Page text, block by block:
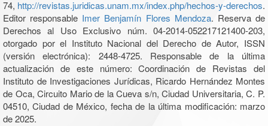
74, http://revistas.juridicas.unam.mx/index.php/hechos-y-derechos.
Editor responsable Imer Benjamín Flores Mendoza. Reserva de
Derechos al Uso Exclusivo núm. 04-2014-052217121400-203,
otorgado por el Instituto Nacional del Derecho de Autor, ISSN
(versión electrónica): 2448-4725. Responsable de la última
actualización de este número: Coordinación de Revistas del
Instituto de Investigaciones Jurídicas, Ricardo Hernández Montes
de Oca, Circuito Mario de la Cueva s/n, Ciudad Universitaria, C. P.
04510, Ciudad de México, fecha de la última modificación: marzo
de 2025.